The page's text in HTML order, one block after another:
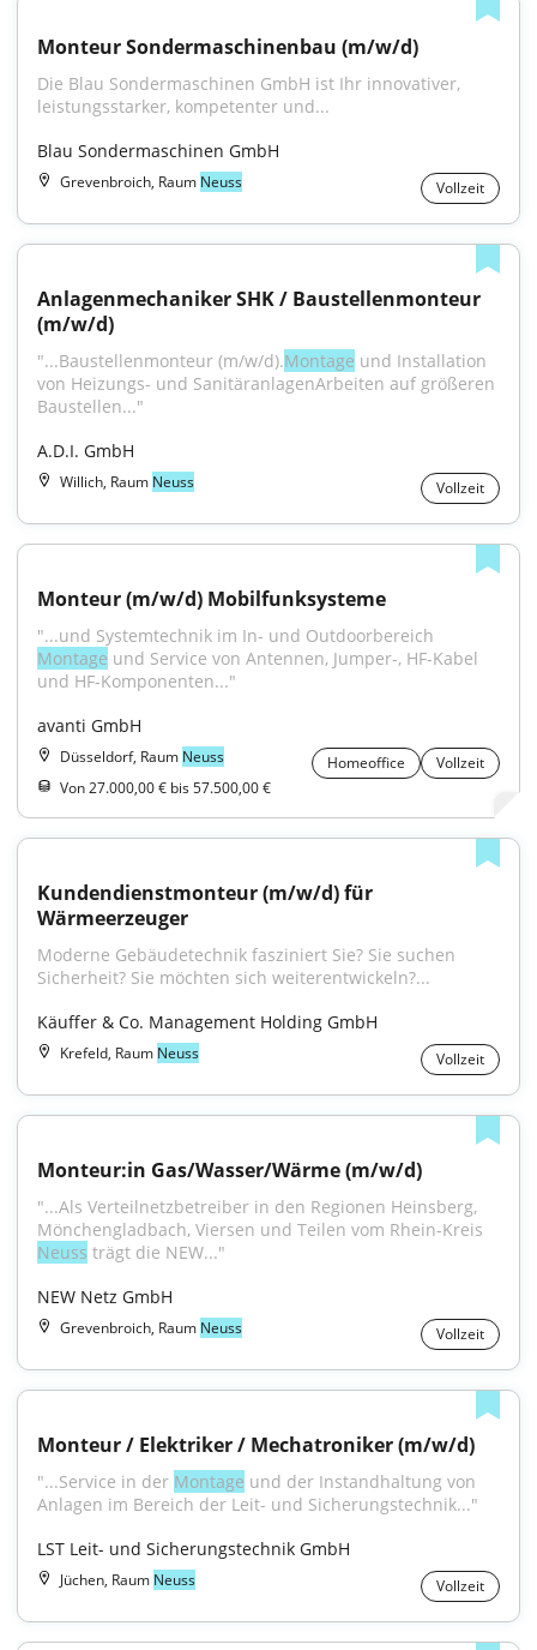
Monteur Sondermaschinenbau (m/w/d)
Die Blau Sondermaschinen GmbH ist Ihr innovativer,
leistungsstarker, kompetenter und...
Blau Sondermaschinen GmbH
Grevenbroich, Raum Neuss Vollzeit
Anlagenmechaniker SHK / Baustellenmonteur
(m/w/d)
"...Baustellenmonteur (m/w/d).Montage und Installation
von Heizungs- und SanitäranlagenArbeiten auf größeren
Baustellen..."
A.D.I. GmbH
Willich, Raum Neuss Vollzeit
Monteur (m/w/d) Mobilfunksysteme
Montage und Service von Antennen, Jumper-, HF-Kabel
und HF-Komponenten..."
avanti GmbH
Düsseldorf, Raum Neuss Homeoffice
Vollzeit
Von 27.000,00 € bis 57.500,00 €
Kundendienstmonteur (m/w/d) für
Wärmeerzeuger
Moderne Gebäudetechnik fasziniert Sie? Sie suchen
Sicherheit? Sie möchten sich weiterentwickeln?...
Käuffer & Co. Management Holding GmbH
Krefeld, Raum Neuss Vollzeit
Monteur:in Gas/Wasser/Wärme (m/w/d)
"...Als Verteilnetzbetreiber in den Regionen Heinsberg,
Neuss trägt die NEW..."
NEW Netz GmbH
Grevenbroich, Raum Neuss Vollzeit
Monteur / Elektriker / Mechatroniker (m/w/d)
"...Service in der Montage und der Instandhaltung von
Anlagen im Bereich der Leit- und Sicherungstechnik..."
LST Leit- und Sicherungstechnik GmbH
Jüchen, Raum Neuss Vollzeit